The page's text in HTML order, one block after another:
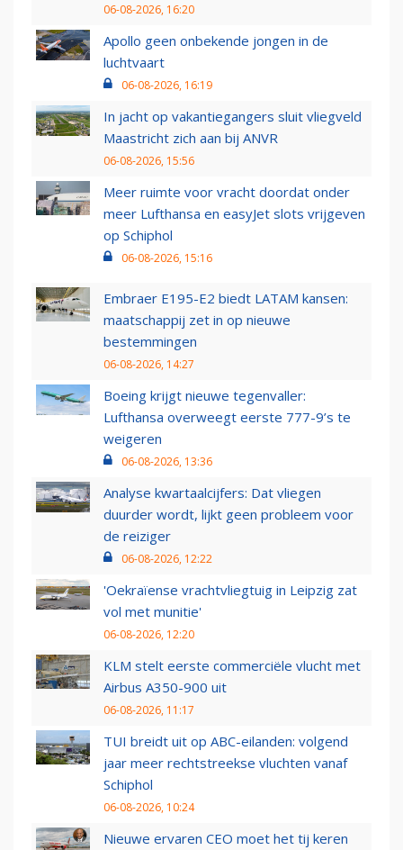
06-08-2026, 16:20
Apollo geen onbekende jongen in de
luchtvaart
06-08-2026, 16:19
In jacht op vakantiegangers sluit vliegveld
Maastricht zich aan bij ANVR
06-08-2026, 15:56
Meer ruimte voor vracht doordat onder
meer Lufthansa en easyJet slots vrijgeven
op Schiphol
06-08-2026, 15:16
Embraer E195-E2 biedt LATAM kansen:
maatschappij zet in op nieuwe
bestemmingen
06-08-2026, 14:27
Boeing krijgt nieuwe tegenvaller:
Lufthansa overweegt eerste 777-9’s te
weigeren
06-08-2026, 13:36
Analyse kwartaalcijfers: Dat vliegen
duurder wordt, lijkt geen probleem voor
de reiziger
06-08-2026, 12:22
'Oekraïense vrachtvliegtuig in Leipzig zat
vol met munitie'
06-08-2026, 12:20
KLM stelt eerste commerciële vlucht met
Airbus A350-900 uit
06-08-2026, 11:17
TUI breidt uit op ABC-eilanden: volgend
jaar meer rechtstreekse vluchten vanaf
Schiphol
06-08-2026, 10:24
Nieuwe ervaren CEO moet het tij keren